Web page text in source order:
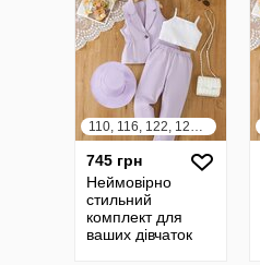
110, 116, 122, 128, 134, 140
745 грн
Неймовірно
стильний
комплект для
ваших дівчаток